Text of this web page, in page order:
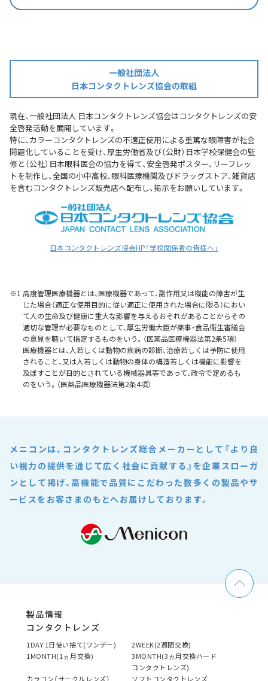
一般社団法人
日本コンタクトレンズ協会の取組
現在、一般社団法人 日本コンタクトレンズ協会はコンタクトレンズの安
全啓発活動を展開しています。
特に、カラーコンタクトレンズの不適正使用による重篤な眼障害が社会
問題化していることを受け、厚生労働省及び（公財）日本学校保健会の監
修と（公社）日本眼科医会の協力を得て、安全啓発ポスター、リーフレッ
トを制作し、全国の小中高校、眼科医療機関及びドラッグストア、雑貨店
を含むコンタクトレンズ販売店へ配布し、掲示をお願いしています。
日本コンタクトレンズ協会HP「学校関係者の皆様へ」
※1 高度管理医療機器とは、医療機器であって、副作用又は機能の障害が生
じた場合（適正な使用目的に従い適正に使用された場合に限る）におい
て人の生命及び健康に重大な影響を与えるおそれがあることからその
適切な管理が必要なものとして、厚生労働大臣が薬事・食品衛生審議会
の意見を聴いて指定するものをいう。（医薬品医療機器法第2条5項）
医療機器とは、人若しくは動物の疾病の診断、治療若しくは予防に使用
されること、又は人若しくは動物の身体の構造若しくは機能に影響を
及ぼすことが目的とされている機械器具等であって、政令で定めるも
のをいう。（医薬品医療機器法第2条4項）
メニコンは、コンタクトレンズ総合メーカーとして 『より良
い視力の提供を通じて広く社会に貢献する』を企業スローガ
ンとして掲げ、 高機能で品質にこだわった数多くの製品やサ
ービスをお客さまのもとへお届けしております。
製品情報
コンタクトレンズ
1DAY 1日使い捨て(ワンデー)
2WEEK(2週間交換)
1MONTH(1ヵ月交換)
3MONTH(3ヵ月交換ハード
コンタクトレンズ)
カラコン（サークルレンズ）
ソフトコンタクトレンズ